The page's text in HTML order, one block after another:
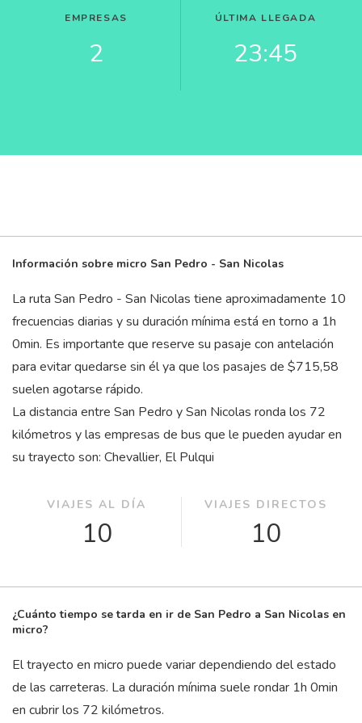
EMPRESAS
2
ÚLTIMA LLEGADA
23:45
Información sobre micro San Pedro - San Nicolas
La ruta San Pedro - San Nicolas tiene aproximadamente 10
frecuencias diarias y su duración mínima está en torno a 1h
0min. Es importante que reserve su pasaje con antelación
para evitar quedarse sin él ya que los pasajes de $715,58
suelen agotarse rápido.
La distancia entre San Pedro y San Nicolas ronda los 72
kilómetros y las empresas de bus que le pueden ayudar en
su trayecto son: Chevallier, El Pulqui
VIAJES AL DÍA
10
VIAJES DIRECTOS
10
¿Cuánto tiempo se tarda en ir de San Pedro a San Nicolas en
micro?
El trayecto en micro puede variar dependiendo del estado
de las carreteras. La duración mínima suele rondar 1h 0min
en cubrir los 72 kilómetros.